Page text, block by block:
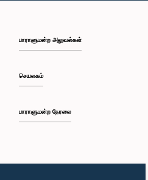
பாராளுமன்ற அலுவல்கள்
செயலகம்
பாராளுமன்ற நேரலை